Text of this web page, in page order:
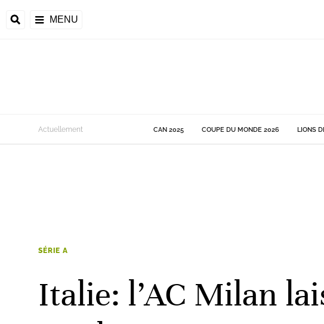
MENU
de la CAF
Actuellement CAN 2025 COUPE DU MONDE 2026 LIONS
SÉRIE A
Italie: l’AC Milan